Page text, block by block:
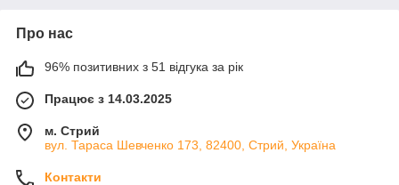
Про нас
96% позитивних з 51 відгука за рік
Працює з 14.03.2025
м. Стрий
вул. Тараса Шевченко 173, 82400, Стрий, Україна
Контакти